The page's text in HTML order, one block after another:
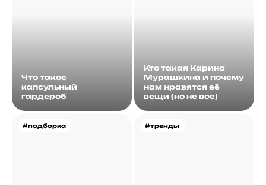
Что такое
капсульный
гардероб
Кто такая Карина
Мурашкина и почему
нам нравятся её
вещи (но не все)
#подборка #тренды